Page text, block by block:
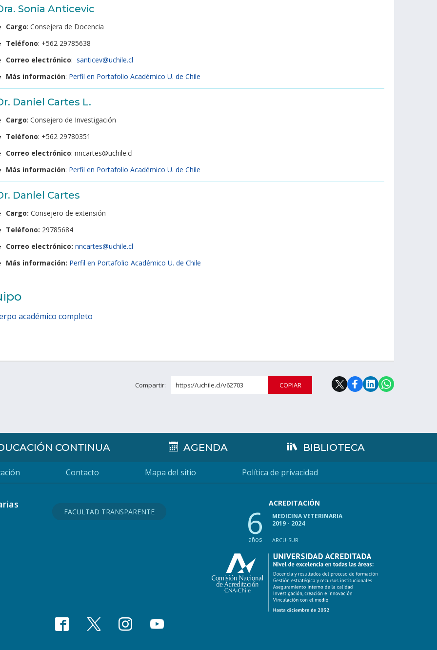
Sonia Anticevic
Cargo: Consejera de Docencia
Teléfono: +562 29785638
Correo electrónico: santicev@uchile.cl
Más información: Perfil en Portafolio Académico U. de Chile
Daniel Cartes L.
Cargo: Consejero de Investigación
Teléfono: +562 29780351
Correo electrónico: nncartes@uchile.cl
Más información: Perfil en Portafolio Académico U. de Chile
Daniel Cartes
Cargo: Consejero de extensión
Teléfono: 29785684
Correo electrónico: nncartes@uchile.cl
Más información: Perfil en Portafolio Académico U. de Chile
académico completo
Compartir: https://uchile.cl/v62703
CONTINUA AGENDA BIBLIOTECA
Contacto Mapa del sitio Política de privacidad
FACULTAD TRANSPARENTE
ACREDITACIÓN
6
años
MEDICINA VETERINARIA
2019 - 2024
ARCU-SUR